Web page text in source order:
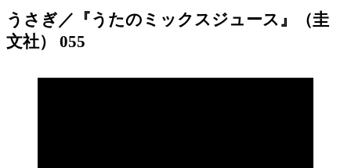
うさぎ／『うたのミックスジュース』（圭
文社） 055